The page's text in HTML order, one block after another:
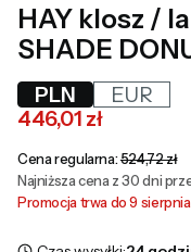
HAY klosz /
SHADE
PLN
EUR
446,01 zł
Cena regularna:524,72 zł
Najniższa cena z 30 dni
Promocja trwa do 9